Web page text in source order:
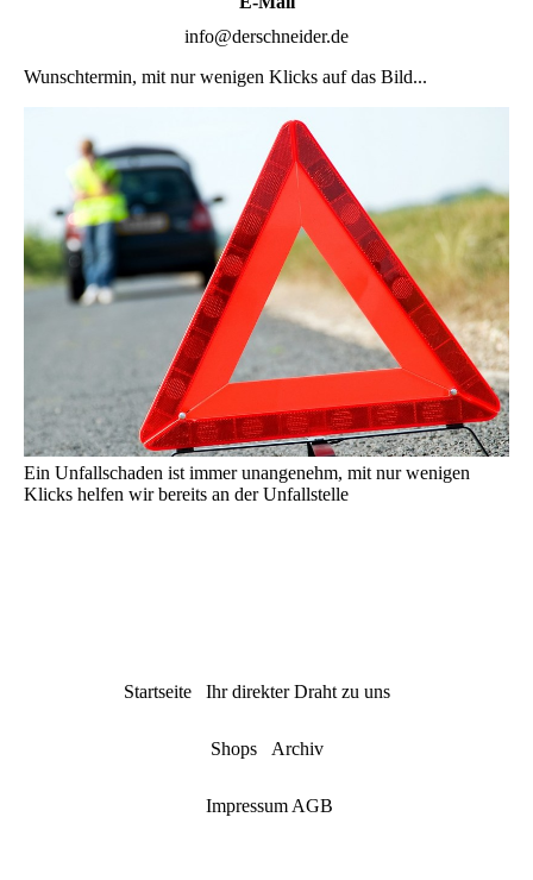
info@derschneider.de
Wunschtermin, mit nur wenigen Klicks auf das Bild...
Ein Unfallschaden ist immer unangenehm, mit nur wenigen
Klicks helfen wir bereits an der Unfallstelle
Startseite Ihr direkter Draht zu uns
Shops Archiv
Impressum AGB